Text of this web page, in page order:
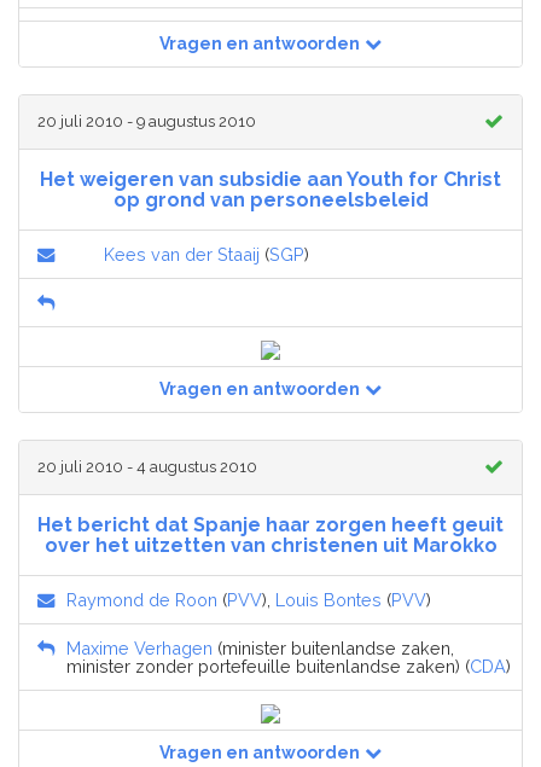
Vragen en antwoorden
20 juli 2010 - 9 augustus 2010
Het weigeren van subsidie aan Youth for Christ
op grond van personeelsbeleid
Kees van der Staaij (SGP)
Vragen en antwoorden
20 juli 2010 - 4 augustus 2010
Het bericht dat Spanje haar zorgen heeft geuit
over het uitzetten van christenen uit Marokko
Raymond de Roon (PVV), Louis Bontes (PVV)
Maxime Verhagen (minister buitenlandse zaken,
minister zonder portefeuille buitenlandse zaken) (CDA)
Vragen en antwoorden